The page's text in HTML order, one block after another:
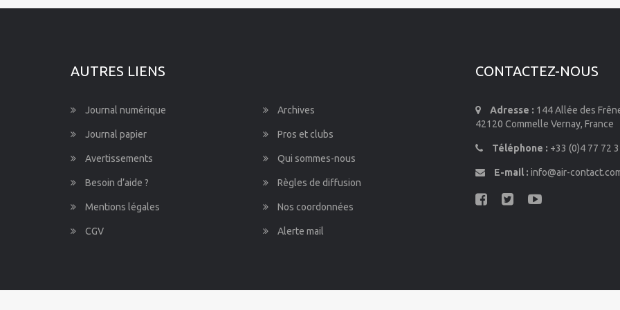
AUTRES LIENS
Journal numérique Archives
Journal papier Pros et clubs
Avertissements Qui sommes-nous
Besoin d’aide ? Règles de diffusion
Mentions légales Nos coordonnées
CGV Alerte mail
CONTACTEZ-NOUS
Adresse : 144 Allée des
42120 Commelle Vernay, France
Téléphone : +33 (0)4 77 72
E-mail : info@air-